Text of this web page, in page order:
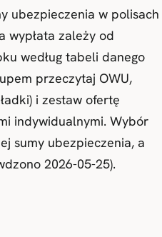
ubezpieczenia w polisach
wypłata zależy od
według tabeli danego
przeczytaj OWU,
i zestaw ofertę
indywidualnymi. Wybór
sumy ubezpieczenia, a
2026-05-25).